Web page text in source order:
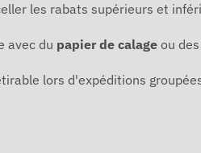
les rabats supérieurs et
avec du papier de calage ou des
lors d'expéditions